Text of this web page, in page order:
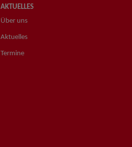
AKTUELLES
Über uns
Aktuelles
Termine